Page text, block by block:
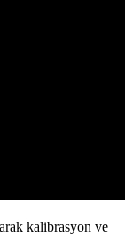
kalibrasyon ve